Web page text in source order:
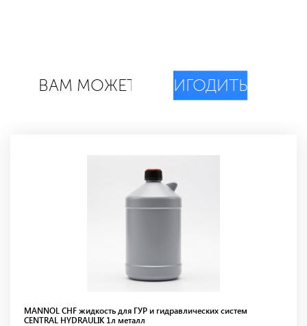
ВАМ МОЖЕТ ПРИГОДИТЬСЯ
MANNOL CHF жидкость для ГУР и гидравлических систем
CENTRAL HYDRAULIK 1л металл